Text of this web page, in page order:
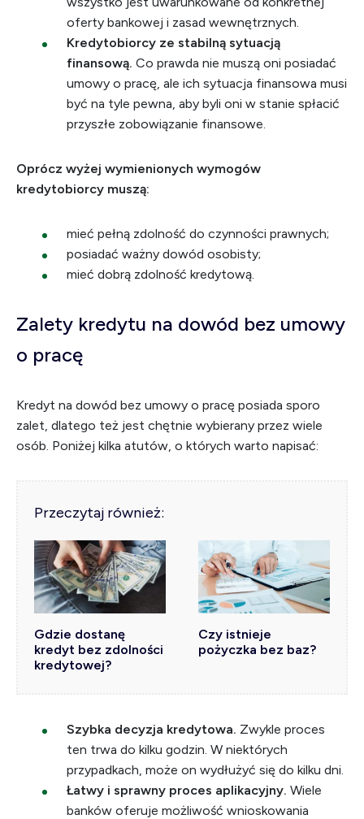
oferty bankowej i zasad wewnętrznych.
Kredytobiorcy ze stabilną sytuacją
finansową. Co prawda nie muszą oni posiadać
umowy o pracę, ale ich sytuacja finansowa musi
być na tyle pewna, aby byli oni w stanie spłacić
przyszłe zobowiązanie finansowe.
Oprócz wyżej wymienionych wymogów
kredytobiorcy muszą:
mieć pełną zdolność do czynności prawnych;
posiadać ważny dowód osobisty;
mieć dobrą zdolność kredytową.
Zalety kredytu na dowód bez umowy
o pracę
Kredyt na dowód bez umowy o pracę posiada sporo
zalet, dlatego też jest chętnie wybierany przez wiele
osób. Poniżej kilka atutów, o których warto napisać:
Przeczytaj również:
Gdzie dostanę
kredyt bez zdolności
kredytowej?
Czy istnieje
pożyczka bez baz?
Szybka decyzja kredytowa. Zwykle proces
ten trwa do kilku godzin. W niektórych
przypadkach, może on wydłużyć się do kilku dni.
Łatwy i sprawny proces aplikacyjny. Wiele
banków oferuje możliwość wnioskowania